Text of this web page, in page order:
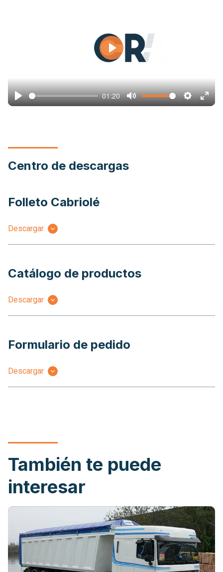
Play
01:20
Mute Settings
Play
Centro de descargas
Folleto Cabriolé
Descargar
Catálogo de productos
Descargar
Formulario de pedido
Descargar
También te puede
interesar